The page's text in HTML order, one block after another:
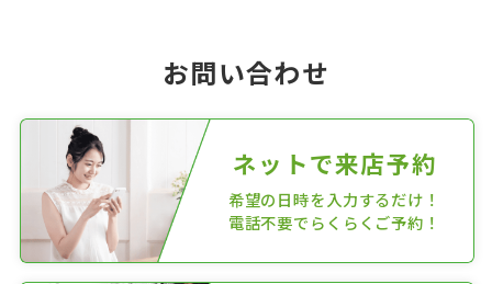
お問い合わせ
ネットで来店予約
希望の日時を入力するだけ！
電話不要でらくらくご予約！